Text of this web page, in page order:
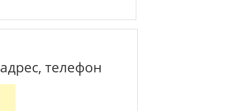
телефон